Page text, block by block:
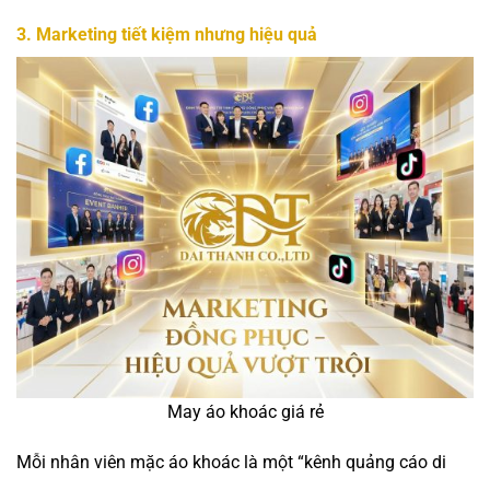
3. Marketing tiết kiệm nhưng hiệu quả
May áo khoác giá rẻ
Mỗi nhân viên mặc áo khoác là một “kênh quảng cáo di